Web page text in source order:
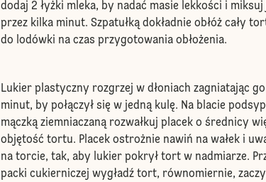
dodaj 2 łyżki mleka, by nadać masie lekkości i miksuj
przez kilka minut. Szpatułką dokładnie obłóż cały
do lodówki na czas przygotowania obłożenia.
Lukier plastyczny rozgrzej w dłoniach zagniatając
minut, by połączył się w jedną kulę. Na blacie
mączką ziemniaczaną rozwałkuj placek o średnicy
objętość tortu. Placek ostrożnie nawiń na wałek i
na torcie, tak, aby lukier pokrył tort w nadmiarze.
packi cukierniczej wygładź tort, równomiernie,